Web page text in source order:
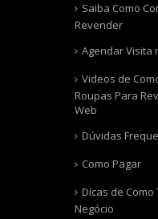
Saiba Como
Revender
Agendar Visita
Videos de
Roupas Para
Web
Dúvidas
Como Pagar
Dicas de
Negócio